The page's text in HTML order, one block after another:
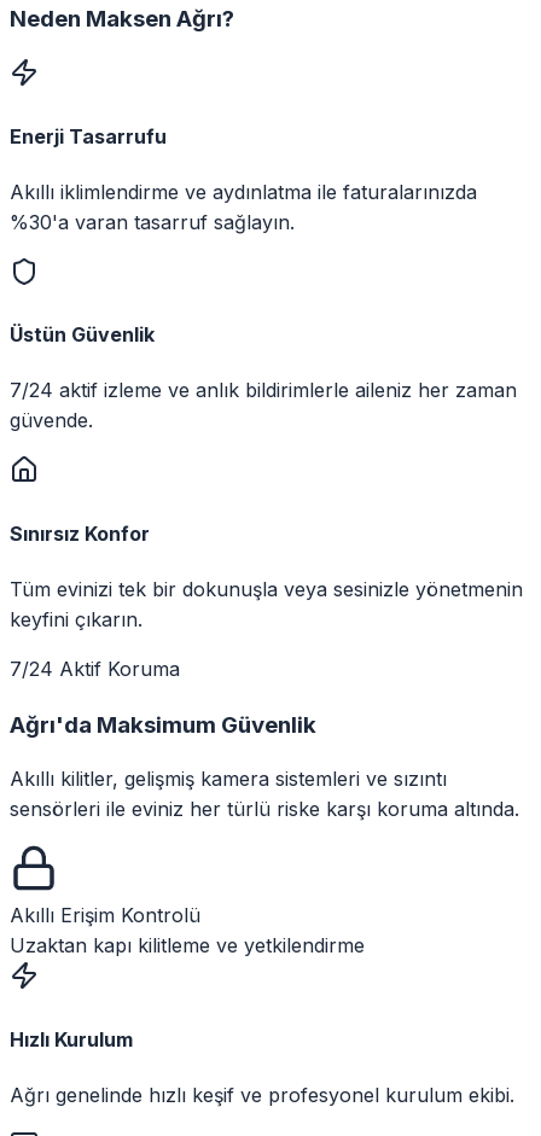
Neden Maksen Ağrı?
Enerji Tasarrufu
Akıllı iklimlendirme ve aydınlatma ile faturalarınızda
%30'a varan tasarruf sağlayın.
Üstün Güvenlik
7/24 aktif izleme ve anlık bildirimlerle aileniz her zaman
güvende.
Sınırsız Konfor
Tüm evinizi tek bir dokunuşla veya sesinizle yönetmenin
keyfini çıkarın.
7/24 Aktif Koruma
Ağrı'da Maksimum Güvenlik
Akıllı kilitler, gelişmiş kamera sistemleri ve sızıntı
sensörleri ile eviniz her türlü riske karşı koruma altında.
Akıllı Erişim Kontrolü
Uzaktan kapı kilitleme ve yetkilendirme
Hızlı Kurulum
Ağrı genelinde hızlı keşif ve profesyonel kurulum ekibi.